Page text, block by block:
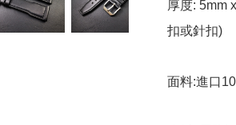
厚度: 5mm
扣或針扣)
面料:進口